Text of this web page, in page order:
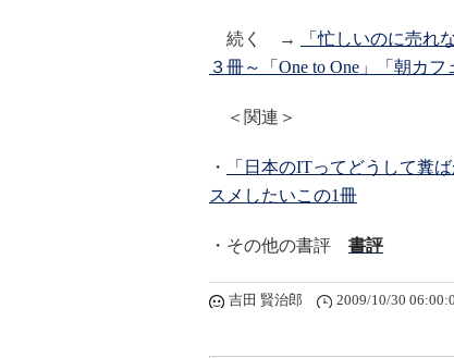
続く →
「忙しいのに売れ
３冊～「One to One」「朝カ
＜関連＞
・
「日本のITってどうして糞
スメしたいこの1冊
・その他の書評 書評
吉田 賢治郎 2009/10/30